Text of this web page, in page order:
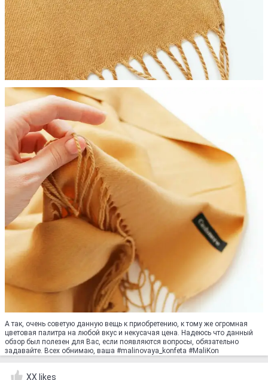
А так, очень советую данную вещь к приобретению, к тому же огромная
цветовая палитра на любой вкус и некусачая цена. Надеюсь что данный
обзор был полезен для Вас, если появляются вопросы, обязательно
задавайте. Всех обнимаю, ваша #malinovaya_konfeta #MaliKon
XX likes